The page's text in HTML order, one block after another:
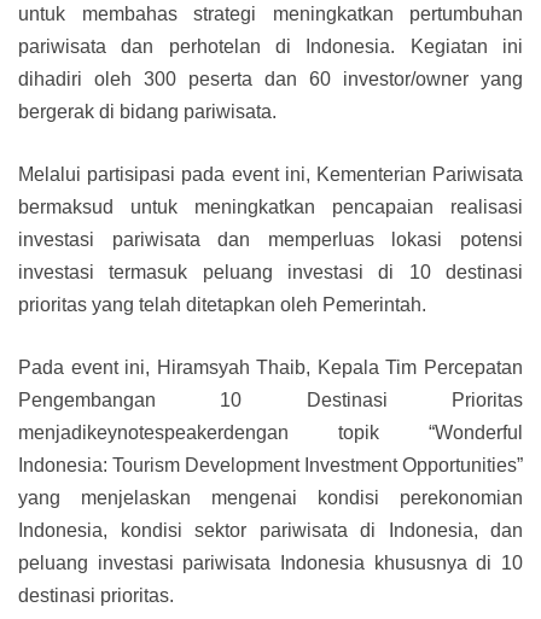
untuk membahas strategi meningkatkan pertumbuhan
pariwisata dan perhotelan di Indonesia. Kegiatan ini
dihadiri oleh 300 peserta dan 60 investor/owner yang
bergerak di bidang pariwisata.
Melalui partisipasi pada event ini, Kementerian Pariwisata
bermaksud untuk meningkatkan pencapaian realisasi
investasi pariwisata dan memperluas lokasi potensi
investasi termasuk peluang investasi di 10 destinasi
prioritas yang telah ditetapkan oleh Pemerintah.
Pada event ini, Hiramsyah Thaib, Kepala Tim Percepatan
Pengembangan 10 Destinasi Prioritas
menjadikeynotespeakerdengan topik “Wonderful
Indonesia: Tourism Development Investment Opportunities”
yang menjelaskan mengenai kondisi perekonomian
Indonesia, kondisi sektor pariwisata di Indonesia, dan
peluang investasi pariwisata Indonesia khususnya di 10
destinasi prioritas.